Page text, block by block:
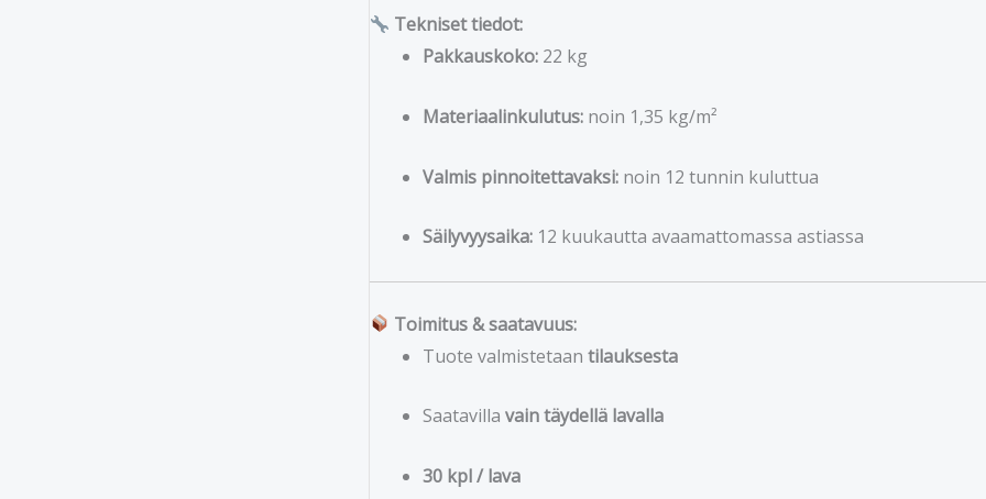
Tekniset tiedot:
Pakkauskoko: 22 kg
Materiaalinkulutus: noin 1,35 kg/m²
Valmis pinnoitettavaksi: noin 12 tunnin kuluttua
Säilyvyysaika: 12 kuukautta avaamattomassa astiassa
Toimitus & saatavuus:
Tuote valmistetaan tilauksesta
Saatavilla vain täydellä lavalla
30 kpl / lava